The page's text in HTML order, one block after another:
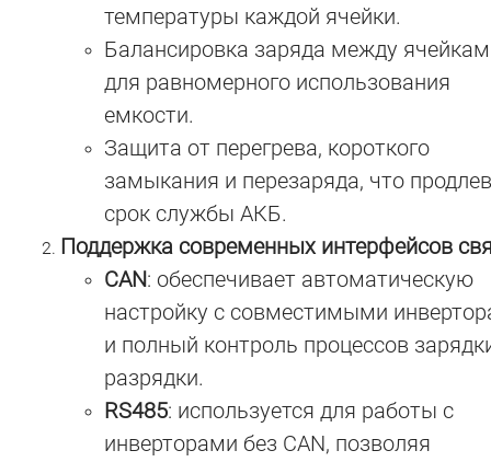
температуры каждой ячейки.
Балансировка заряда между
для равномерного использования
емкости.
Защита от перегрева, короткого
замыкания и перезаряда, что
срок службы АКБ.
Поддержка современных интерфейсов
CAN: обеспечивает автоматическую
настройку с совместимыми
и полный контроль процессов
разрядки.
RS485: используется для работы с
инверторами без CAN, позволяя